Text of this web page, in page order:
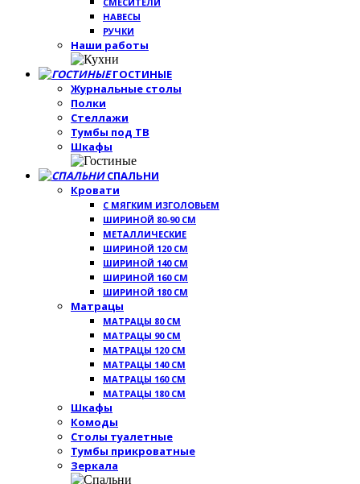
НАВЕСЫ
РУЧКИ
Наши работы
ГОСТИНЫЕ
Журнальные столы
Полки
Стеллажи
Тумбы под ТВ
Шкафы
СПАЛЬНИ
Кровати
С МЯГКИМ ИЗГОЛОВЬЕМ
ШИРИНОЙ 80-90 СМ
МЕТАЛЛИЧЕСКИЕ
ШИРИНОЙ 120 СМ
ШИРИНОЙ 140 СМ
ШИРИНОЙ 160 СМ
ШИРИНОЙ 180 СМ
Матрацы
МАТРАЦЫ 80 СМ
МАТРАЦЫ 90 СМ
МАТРАЦЫ 120 СМ
МАТРАЦЫ 140 СМ
МАТРАЦЫ 160 СМ
МАТРАЦЫ 180 СМ
Шкафы
Комоды
Столы туалетные
Тумбы прикроватные
Зеркала